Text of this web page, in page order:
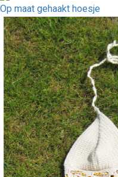
Op maat gehaakt hoesje